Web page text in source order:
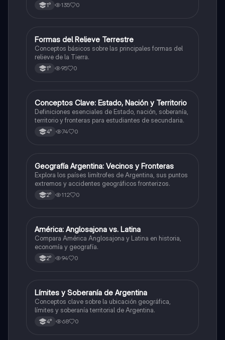
1° 135 0
FGeografía
Formas del Relieve Terrestre
Conceptos básicos sobre las principales formas del
relieve de la Tierra.
1° 95 0
CGeografía
Conceptos Clave: Estado, Nación y Territorio
Definiciones esenciales de Estado, nación, soberanía,
territorio y fronteras para estudiantes de secundaria.
4° 74 0
GGeografía
Geografía Argentina: Vecinos y Fronteras
Explora los países limítrofes de Argentina, sus puntos
extremos y accidentes geográficos fronterizos.
2° 112 0
AGeografía
América: Anglosajona vs. Latina
Compara América Anglosajona y Latina en historia,
economía y geografía.
2° 94 0
LGeografía
Límites y Soberanía de Argentina
Conceptos clave sobre la ubicación geográfica,
límites y soberanía territorial de Argentina.
4° 68 0